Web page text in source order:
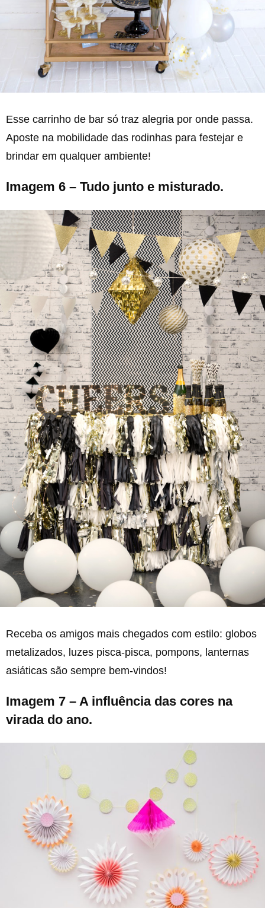
Esse carrinho de bar só traz alegria por onde passa.
Aposte na mobilidade das rodinhas para festejar e
brindar em qualquer ambiente!
Imagem 6 – Tudo junto e misturado.
Receba os amigos mais chegados com estilo: globos
metalizados, luzes pisca-pisca, pompons, lanternas
asiáticas são sempre bem-vindos!
Imagem 7 – A influência das cores na
virada do ano.